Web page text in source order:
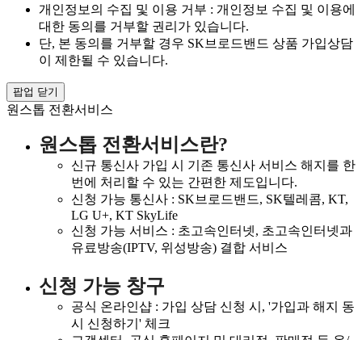
개인정보의 수집 및 이용 거부 : 개인정보 수집 및 이용에
대한 동의를 거부할 권리가 있습니다.
단, 본 동의를 거부할 경우 SK브로드밴드 상품 가입상담
이 제한될 수 있습니다.
팝업 닫기
원스톱 전환서비스
원스톱 전환서비스란?
신규 통신사 가입 시 기존 통신사 서비스 해지를 한
번에 처리할 수 있는 간편한 제도입니다.
신청 가능 통신사 : SK브로드밴드, SK텔레콤, KT,
LG U+, KT SkyLife
신청 가능 서비스 : 초고속인터넷, 초고속인터넷과
유료방송(IPTV, 위성방송) 결합 서비스
신청 가능 창구
공식 온라인샵 : 가입 상담 신청 시, '가입과 해지 동
시 신청하기' 체크